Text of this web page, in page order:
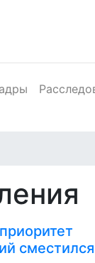
сместился